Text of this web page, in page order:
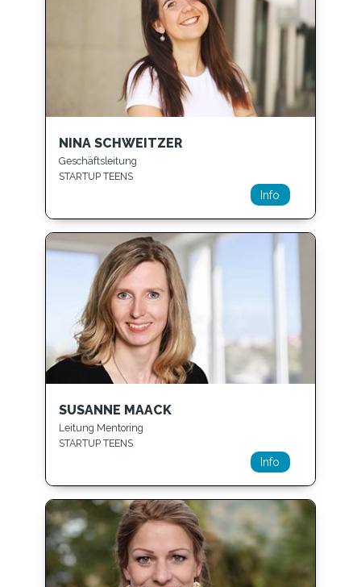
NINA SCHWEITZER
Geschäftsleitung
STARTUP TEENS
Info
SUSANNE MAACK
Leitung Mentoring
STARTUP TEENS
Info